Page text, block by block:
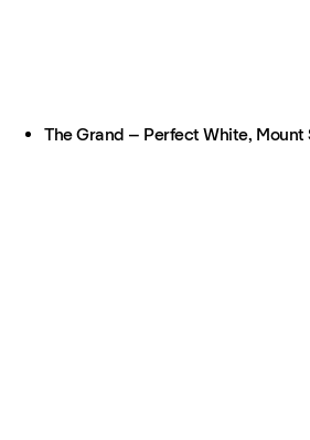
The Grand – Perfect White, Mount